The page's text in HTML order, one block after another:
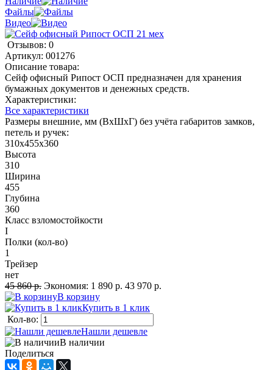
Файлы
Видео
Отзывов: 0
Артикул: 001276
Описание товара:
Сейф офисный Рипост ОСП предназначен для хранения
бумажных документов и денежных средств.
Характеристики:
Все характеристики
Размеры внешние, мм (ВхШхГ) без учёта габаритов замков,
петель и ручек:
310х455х360
Высота
310
Ширина
455
Глубина
360
Класс взломостойкости
I
Полки (кол-во)
1
Трейзер
нет
45 860 р. Экономия: 1 890 р. 43 970 р.
В корзину
Купить в 1 клик
Кол-во:
Нашли дешевле
В наличии
Поделиться